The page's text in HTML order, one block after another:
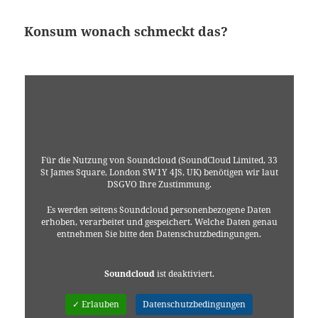
Konsum wonach schmeckt das?
Für die Nutzung von Soundcloud (SoundCloud Limited, 33
St James Square, London SW1Y 4JS, UK) benötigen wir laut
DSGVO Ihre Zustimmung.
Es werden seitens Soundcloud personenbezogene Daten
erhoben, verarbeitet und gespeichert. Welche Daten genau
entnehmen Sie bitte den Datenschutzbedingungen.
Soundcloudist deaktiviert.
✓ Erlauben Datenschutzbedingungen